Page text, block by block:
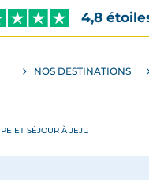
4,8
NOS DESTINATIONS
ALLER
ET SÉJOUR À JEJU